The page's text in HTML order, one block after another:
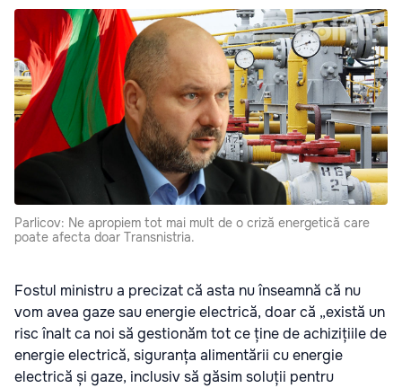
Parlicov: Ne apropiem tot mai mult de o criză energetică care
poate afecta doar Transnistria.
Fostul ministru a precizat că asta nu înseamnă că nu
vom avea gaze sau energie electrică, doar că „există un
risc înalt ca noi să gestionăm tot ce ține de achizițiile de
energie electrică, siguranța alimentării cu energie
electrică și gaze, inclusiv să găsim soluții pentru